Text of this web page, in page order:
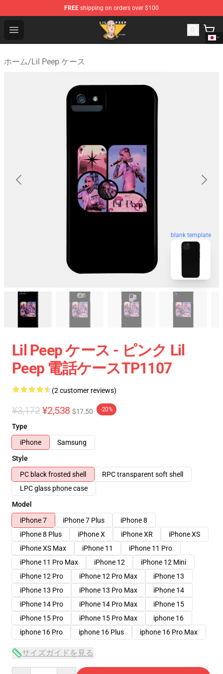
FREE shipping on orders over $100
Open menu
Lil Peep Store - Official Lil Peep Merchandise Shop
ホーム/Lil Peep ケース
blank template
Lil Peep ケース - ピンク Lil
Peep 電話ケースTP1107
(2 customer reviews)
¥3,172 ¥2,538 $17.50 -20%
Type
iPhone
Samsung
Style
PC black frosted shell
RPC transparent soft shell
LPC glass phone case
Model
iPhone 7
iPhone 7 Plus
iPhone 8
iPhone 8 Plus
iPhone X iPhone XR
iPhone XS
iPhone XS Max
iPhone 11
iPhone 11 Pro
iPhone 11 Pro Max
iPhone 12
iPhone 12 Mini
iPhone 12 Pro
iPhone 12 Pro Max
iPhone 13
iPhone 13 Pro
iPhone 13 Pro Max
iPhone 14
iPhone 14 Pro
iPhone 14 Pro Max
iPhone 15
iPhone 15 Pro
iPhone 15 Pro Max
iphone 16
iphone 16 Pro
iphone 16 Plus iphone 16 Pro Max
サイズガイドを見る